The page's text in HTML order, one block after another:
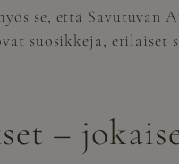
se, että
suosikkeja,
–